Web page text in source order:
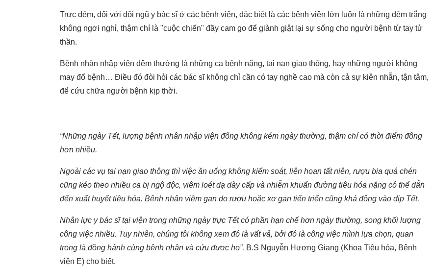
Trực đêm, đối với đội ngũ y bác sĩ ở các bệnh viện, đặc biệt là các bệnh viện lớn luôn là những đêm trắng
không ngơi nghỉ, thậm chí là "cuộc chiến" đầy cam go để giành giật lại sự sống cho người bệnh từ tay tử
thần.
Bệnh nhân nhập viện đêm thường là những ca bệnh nặng, tai nạn giao thông, hay những người không
may đổ bệnh… Điều đó đòi hỏi các bác sĩ không chỉ cần có tay nghề cao mà còn cả sự kiên nhẫn, tận tâm,
để cứu chữa người bệnh kịp thời.
“Những ngày Tết, lượng bệnh nhân nhập viện đông không kém ngày thường, thậm chí có thời điểm đông
hơn nhiều.
Ngoài các vụ tai nạn giao thông thì việc ăn uống không kiểm soát, liên hoan tất niên, rượu bia quá chén
cũng kéo theo nhiều ca bị ngộ độc, viêm loét dạ dày cấp và nhiễm khuẩn đường tiêu hóa nặng có thể dẫn
đến xuất huyết tiêu hóa. Bệnh nhân viêm gan do rượu hoặc xơ gan tiến triển cũng khá đông vào dịp Tết.
Nhân lực y bác sĩ tại viện trong những ngày trực Tết có phần hạn chế hơn ngày thường, song khối lượng
công việc nhiều. Tuy nhiên, chúng tôi không xem đó là vất vả, bởi đó là công việc mình lựa chọn, quan
trọng là đồng hành cùng bệnh nhân và cứu được họ”, B.S Nguyễn Hương Giang (Khoa Tiêu hóa, Bệnh
viện E) cho biết.